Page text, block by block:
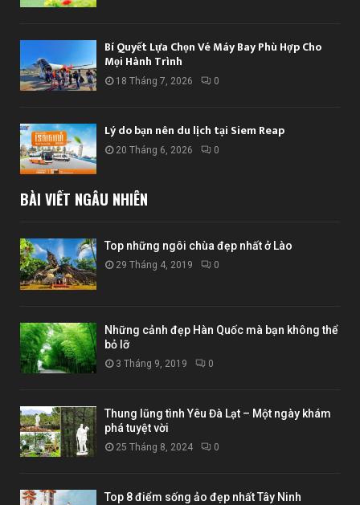
Bí Quyết Lựa Chọn Vé Máy Bay Phù Hợp Cho
Mọi Hành Trình
18 Tháng 7, 2026 0
Lý do bạn nên du lịch tại Siem Reap
20 Tháng 6, 2026 0
BÀI VIẾT NGẪU NHIÊN
Top những ngôi chùa đẹp nhất ở Lào
29 Tháng 4, 2019 0
Những cảnh đẹp Hàn Quốc mà bạn không thể
bỏ lỡ
3 Tháng 9, 2019 0
Thung lũng tình Yêu Đà Lạt – Một ngày khám
phá tuyệt vời
25 Tháng 8, 2024 0
Top 8 điểm sống ảo đẹp nhất Tây Ninh